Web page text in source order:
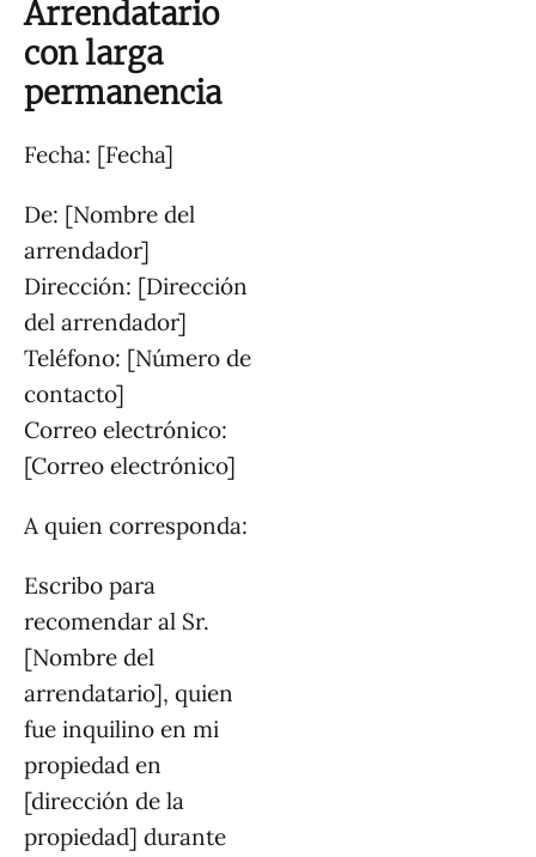
Arrendatario
con larga
permanencia
Fecha: [Fecha]
De: [Nombre del
arrendador]
Dirección: [Dirección
del arrendador]
Teléfono: [Número de
contacto]
Correo electrónico:
[Correo electrónico]
A quien corresponda:
Escribo para
recomendar al Sr.
[Nombre del
arrendatario], quien
fue inquilino en mi
propiedad en
[dirección de la
propiedad] durante